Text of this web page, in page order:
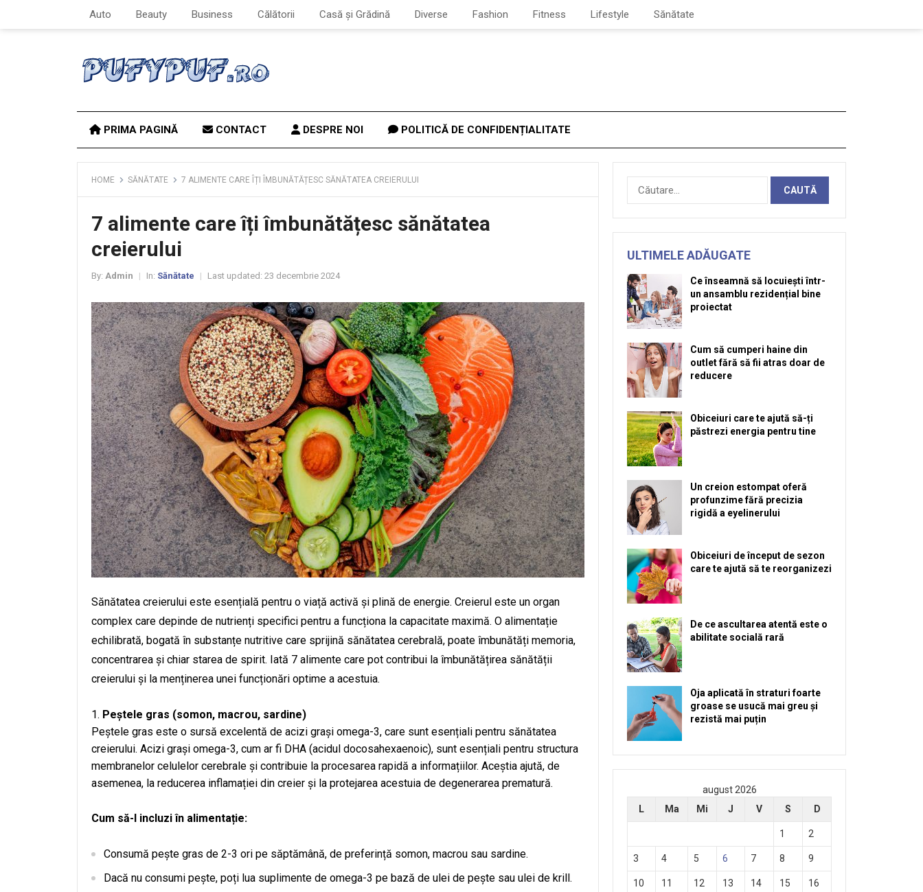
Auto Beauty Business Călătorii Casă și Grădină Diverse Fashion Fitness Lifestyle Sănătate
PRIMA PAGINĂ CONTACT DESPRE NOI POLITICĂ DE CONFIDENȚIALITATE
HOME SĂNĂTATE 7 ALIMENTE CARE ÎȚI ÎMBUNĂTĂȚESC SĂNĂTATEA CREIERULUI
7 alimente care îți îmbunătățesc sănătatea
creierului
By: Admin In: Sănătate Last updated: 23 decembrie 2024
Sănătatea creierului este esențială pentru o viață activă și plină de energie. Creierul este un organ
complex care depinde de nutrienți specifici pentru a funcționa la capacitate maximă. O alimentație
echilibrată, bogată în substanțe nutritive care sprijină sănătatea cerebrală, poate îmbunătăți memoria,
concentrarea și chiar starea de spirit. Iată 7 alimente care pot contribui la îmbunătățirea sănătății
creierului și la menținerea unei funcționări optime a acestuia.
Peștele gras (somon, macrou, sardine)
Peștele gras este o sursă excelentă de acizi grași omega-3, care sunt esențiali pentru sănătatea
creierului. Acizi grași omega-3, cum ar fi DHA (acidul docosahexaenoic), sunt esențiali pentru structura
membranelor celulelor cerebrale și contribuie la procesarea rapidă a informațiilor. Aceștia ajută, de
asemenea, la reducerea inflamației din creier și la protejarea acestuia de degenerarea prematură.
Cum să-l incluzi în alimentație:
Consumă pește gras de 2-3 ori pe săptămână, de preferință somon, macrou sau sardine.
Dacă nu consumi pește, poți lua suplimente de omega-3 pe bază de ulei de pește sau ulei de krill.
Caută
după:
ULTIMELE ADĂUGATE
Ce înseamnă să locuiești într-
un ansamblu rezidențial bine
proiectat
Cum să cumperi haine din
outlet fără să fii atras doar de
reducere
Obiceiuri care te ajută să-ți
păstrezi energia pentru tine
Un creion estompat oferă
profunzime fără precizia
rigidă a eyelinerului
Obiceiuri de început de sezon
care te ajută să te reorganizezi
De ce ascultarea atentă este o
abilitate socială rară
Oja aplicată în straturi foarte
groase se usucă mai greu și
rezistă mai puțin
august 2026
L
Ma Mi J V S D
1 2
3 4 5 6 7 8 9
10 11 12 13 14 15 16